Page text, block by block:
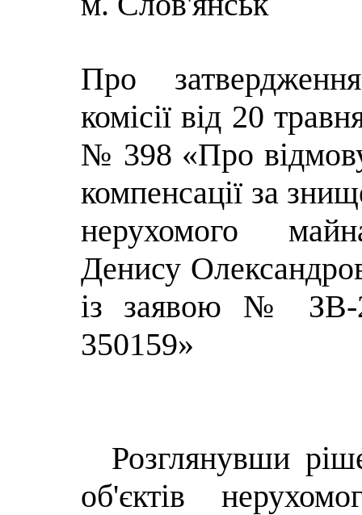
Про
комісії від 20
№ 398 «Про
компенсації за
нерухомого
Денису
із заявою № ЗВ-
350159»
Розглянувши
об'єктів